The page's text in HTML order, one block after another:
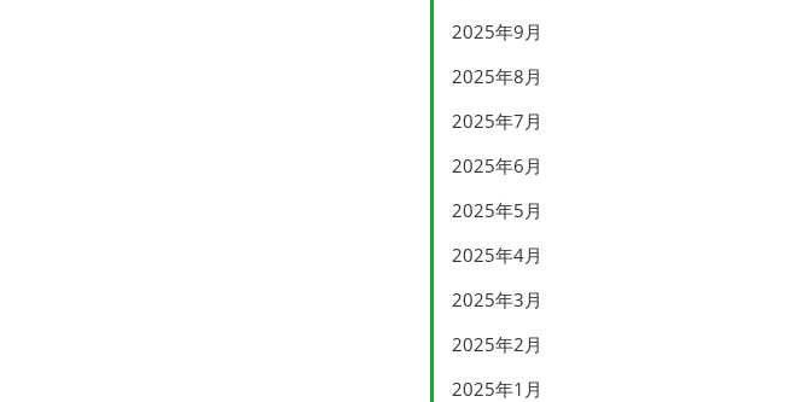
2025年9月
2025年8月
2025年7月
2025年6月
2025年5月
2025年4月
2025年3月
2025年2月
2025年1月